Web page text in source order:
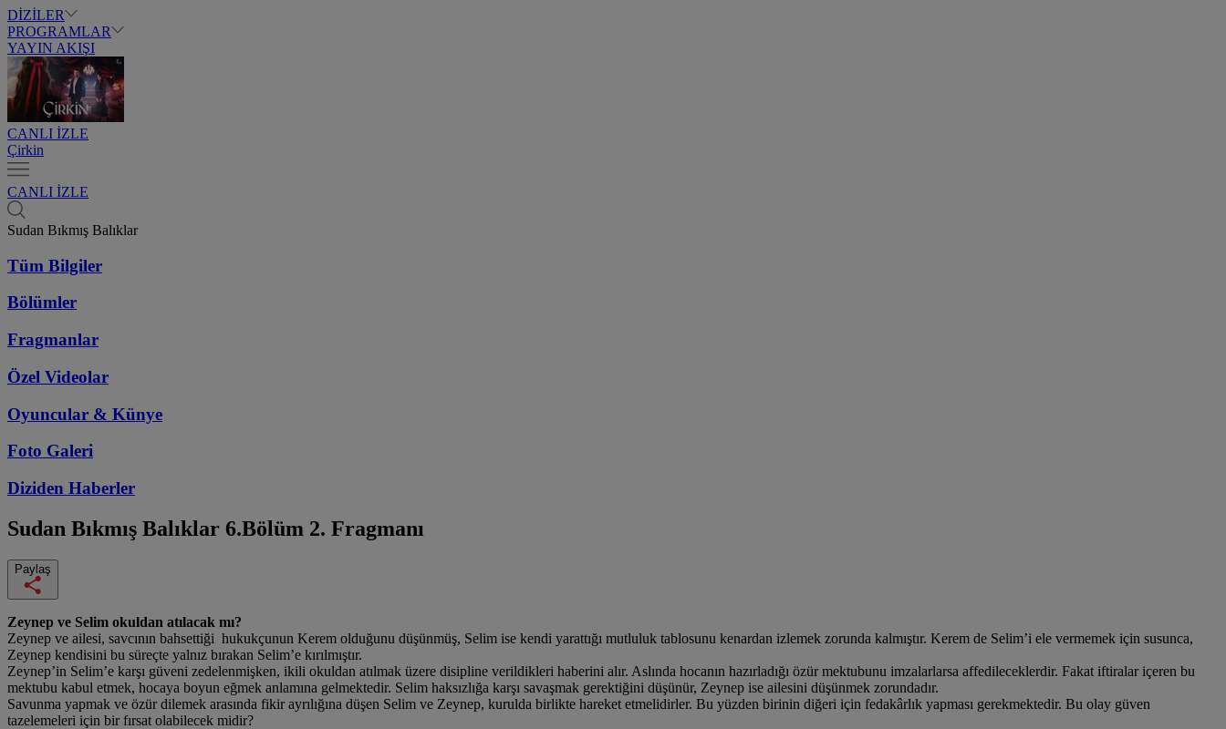
DİZİLER
PROGRAMLAR
YAYIN AKIŞI
CANLI İZLE
Çirkin
CANLI İZLE
Sudan Bıkmış Balıklar
Tüm Bilgiler
Bölümler
Fragmanlar
Özel Videolar
Oyuncular & Künye
Foto Galeri
Diziden Haberler
Sudan Bıkmış Balıklar 6.Bölüm 2. Fragmanı
Paylaş
Zeynep ve Selim okuldan atılacak mı?
Zeynep ve ailesi, savcının bahsettiği hukukçunun Kerem olduğunu düşünmüş, Selim ise kendi yarattığı mutluluk tablosunu kenardan izlemek zorunda kalmıştır. Kerem de Selim’i ele vermemek için susunca,
Zeynep kendisini bu süreçte yalnız bırakan Selim’e kırılmıştır.
Zeynep’in Selim’e karşı güveni zedelenmişken, ikili okuldan atılmak üzere disipline verildikleri haberini alır. Aslında hocanın hazırladığı özür mektubunu imzalarlarsa affedileceklerdir. Fakat iftiralar içeren bu
mektubu kabul etmek, hocaya boyun eğmek anlamına gelmektedir. Selim haksızlığa karşı savaşmak gerektiğini düşünür, Zeynep ise ailesini düşünmek zorundadır.
Savunma yapmak ve özür dilemek arasında fikir ayrılığına düşen Selim ve Zeynep, kurulda birlikte hareket etmelidirler. Bu yüzden birinin diğeri için fedakârlık yapması gerekmektedir. Bu olay güven
tazelemeleri için bir fırsat olabilecek midir?